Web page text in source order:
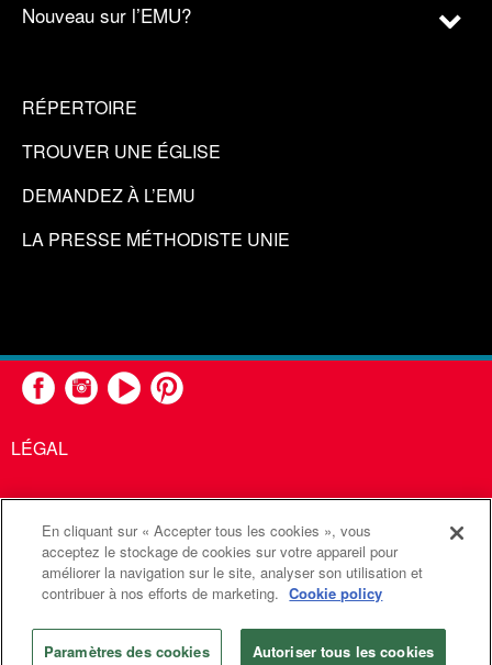
Nouveau sur l’EMU?
RÉPERTOIRE
TROUVER UNE ÉGLISE
DEMANDEZ À L’EMU
LA PRESSE MÉTHODISTE UNIE
LÉGAL
United Methodist Communications est une agence de l'Église
Méthodiste Unie
Communications Méthodistes Unies. Tous droits
réservés
En cliquant sur « Accepter tous les cookies », vous
acceptez le stockage de cookies sur votre appareil pour
améliorer la navigation sur le site, analyser son utilisation et
contribuer à nos efforts de marketing. Cookie policy
Paramètres des cookies Autoriser tous les cookies